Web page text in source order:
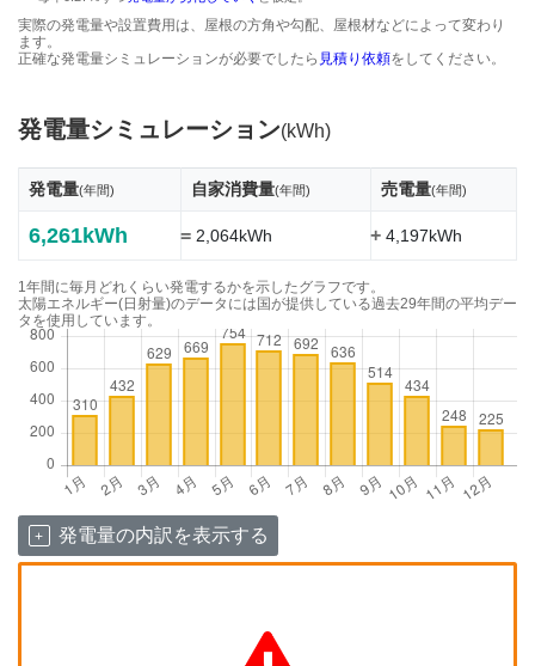
実際の発電量や設置費用は、屋根の方角や勾配、屋根材などによって変わり
ます。
正確な発電量シミュレーションが必要でしたら 見積り依頼をしてください。
発電量シミュレーション(kWh)
発電量(年間) 自家消費量(年間) 売電量(年間)
6,261kWh =2,064kWh +4,197kWh
1年間に毎月どれくらい発電するかを示したグラフです。
太陽エネルギー(日射量)のデータには国が提供している過去29年間の平均デー
タを使用しています。
発電量の内訳を表示する